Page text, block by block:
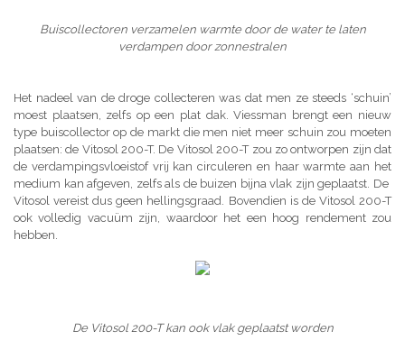
Buiscollectoren verzamelen warmte door de water te laten
verdampen door zonnestralen
Het nadeel van de droge collecteren was dat men ze steeds ‘schuin’
moest plaatsen, zelfs op een plat dak. Viessman brengt een nieuw
type buiscollector op de markt die men niet meer schuin zou moeten
plaatsen: de Vitosol 200-T. De Vitosol 200-T zou zo ontworpen zijn dat
de verdampingsvloeistof vrij kan circuleren en haar warmte aan het
medium kan afgeven, zelfs als de buizen bijna vlak zijn geplaatst. De
Vitosol vereist dus geen hellingsgraad. Bovendien is de Vitosol 200-T
ook volledig vacuüm zijn, waardoor het een hoog rendement zou
hebben.
De Vitosol 200-T kan ook vlak geplaatst worden